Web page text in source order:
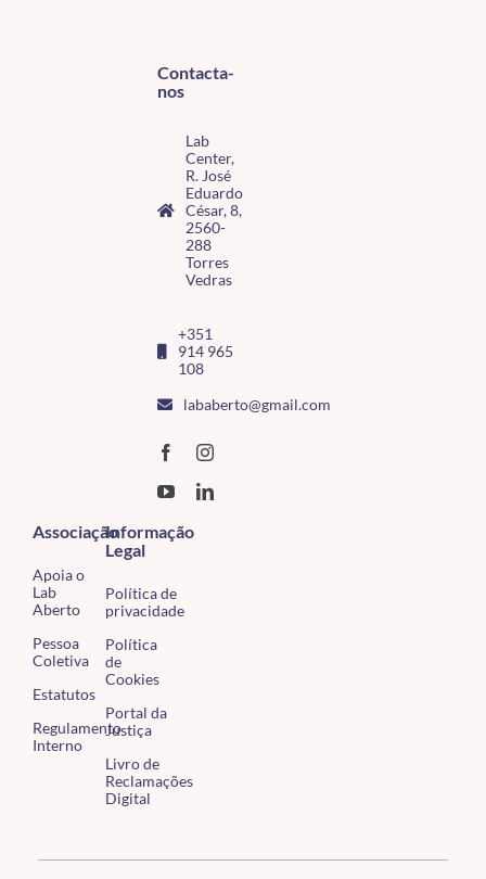
Contacta-
nos
Lab
Center,
R. José
Eduardo
César, 8,
2560-
288
Torres
Vedras
+351
914 965
108
lababerto@gmail.com
Associação
Apoia o
Lab
Aberto
Pessoa
Coletiva
Estatutos
Regulamento
Interno
Informação
Legal
Política de
privacidade
Política
de
Cookies
Portal da
Justiça
Livro de
Reclamações
Digital